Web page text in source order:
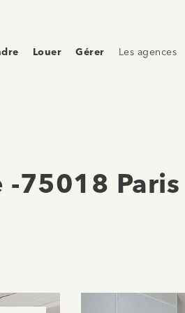
Louer Gérer Les agences
-75018 Paris